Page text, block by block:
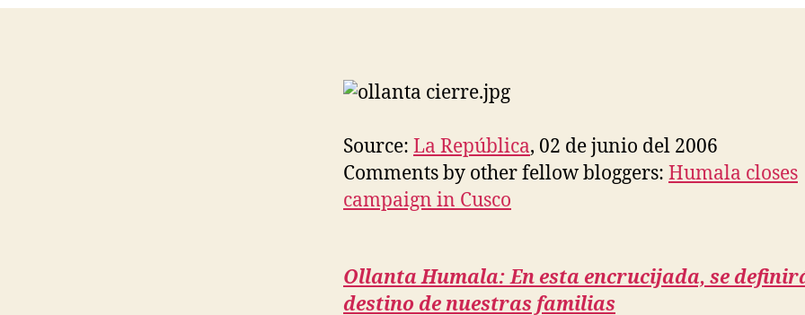
Source: La República, 02 de junio del 2006
Comments by other fellow bloggers: Humala closes
campaign in Cusco
Ollanta Humala: En esta encrucijada, se
destino de nuestras familias